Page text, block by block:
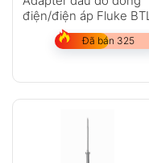
điện/điện áp Fluke
Đã bán 325